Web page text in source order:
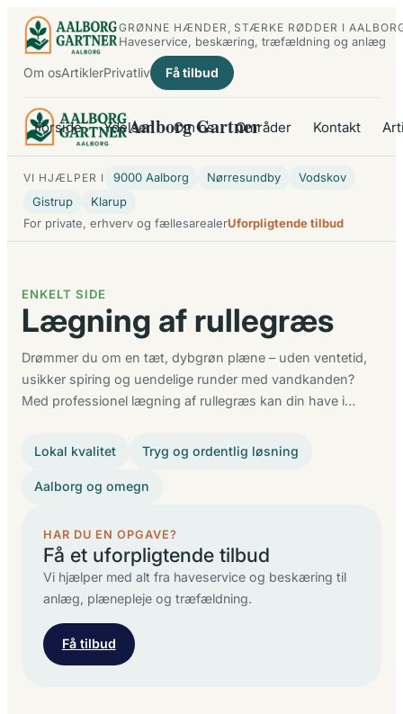
Spring
indhold
GRØNNE HÆNDER, STÆRKE RØDDER I
Haveservice, beskæring, træfældning og anlæg
Om osArtiklerPrivatliv Få tilbud
Aalborg Gartner
Forside Ydelser Om os Områder Kontakt
VI HJÆLPER I 9000 Aalborg Nørresundby
Vodskov
Gistrup
Klarup
For private, erhverv og fællesarealerUforpligtende tilbud
ENKELT SIDE
Lægning af rullegræs
Drømmer du om en tæt, dybgrøn plæne – uden ventetid,
usikker spiring og uendelige runder med vandkanden?
Med professionel lægning af rullegræs kan din have i…
Lokal kvalitet Tryg og ordentlig løsning
Aalborg og omegn
HAR DU EN OPGAVE?
Få et uforpligtende tilbud
Vi hjælper med alt fra haveservice og beskæring til
anlæg, plænepleje og træfældning.
Få tilbud